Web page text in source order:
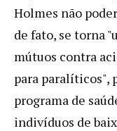
Holmes não
de fato, se torna
mútuos contra
para paralíticos",
programa de
indivíduos de